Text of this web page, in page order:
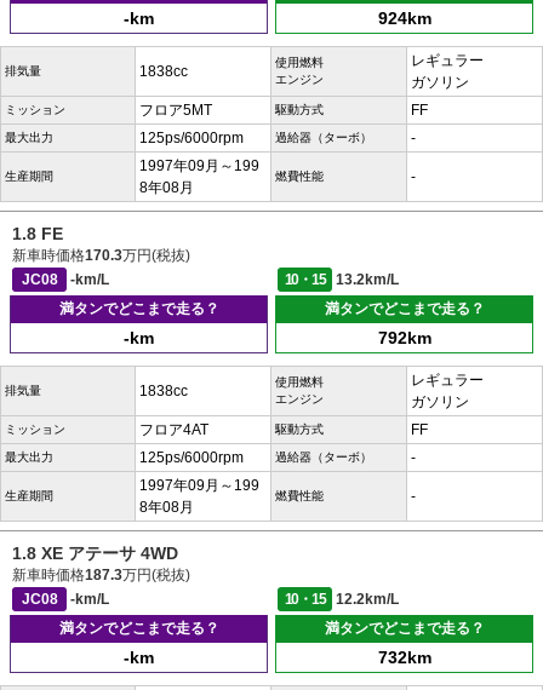
-km 924km
排気量 1838cc
使用燃料
エンジン
レギュラー
ガソリン
ミッション フロア5MT 駆動方式 FF
最大出力 125ps/6000rpm 過給器（ターボ） -
生産期間
1997年09月～199
8年08月
燃費性能 -
1.8 FE
新車時価格170.3万円(税抜)
JC08
-km/L 10・15
13.2km/L
満タンでどこまで走る？
-km
満タンでどこまで走る？
792km
排気量 1838cc
使用燃料
エンジン
レギュラー
ガソリン
ミッション フロア4AT 駆動方式 FF
最大出力 125ps/6000rpm 過給器（ターボ） -
生産期間
1997年09月～199
8年08月
燃費性能 -
1.8 XE アテーサ 4WD
新車時価格187.3万円(税抜)
JC08
-km/L 10・15
12.2km/L
満タンでどこまで走る？
-km
満タンでどこまで走る？
732km